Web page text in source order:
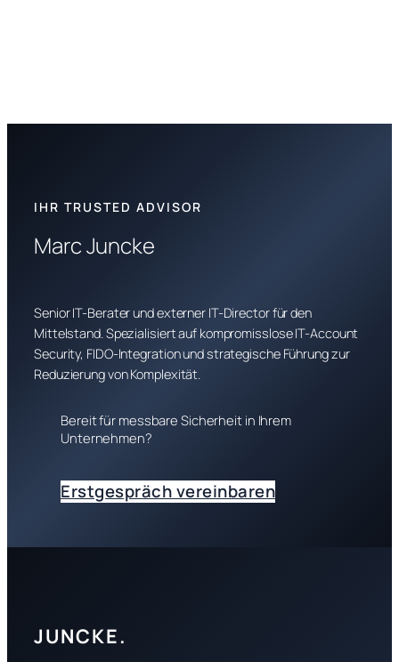
IHR TRUSTED ADVISOR
Marc Juncke
Senior IT-Berater und externer IT-Director für den
Mittelstand. Spezialisiert auf kompromisslose IT-Account
Security, FIDO-Integration und strategische Führung zur
Reduzierung von Komplexität.
Bereit für messbare Sicherheit in Ihrem
Unternehmen?
Erstgespräch vereinbaren
JUNCKE.